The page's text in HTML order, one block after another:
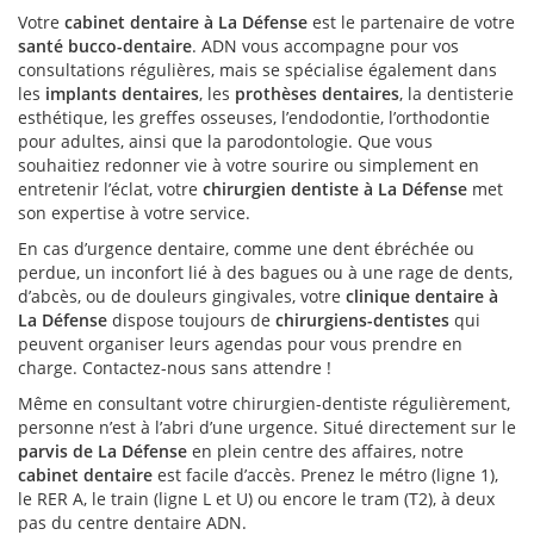
Votre cabinet dentaire à La Défense est le partenaire de votre
santé bucco-dentaire. ADN vous accompagne pour vos
consultations régulières, mais se spécialise également dans
les implants dentaires, les prothèses dentaires, la dentisterie
esthétique, les greffes osseuses, l’endodontie, l’orthodontie
pour adultes, ainsi que la parodontologie. Que vous
souhaitiez redonner vie à votre sourire ou simplement en
entretenir l’éclat, votre chirurgien dentiste à La Défense met
son expertise à votre service.
En cas d’urgence dentaire, comme une dent ébréchée ou
perdue, un inconfort lié à des bagues ou à une rage de dents,
d’abcès, ou de douleurs gingivales, votre clinique dentaire à
La Défense dispose toujours de chirurgiens-dentistes qui
peuvent organiser leurs agendas pour vous prendre en
charge. Contactez-nous sans attendre !
Même en consultant votre chirurgien-dentiste régulièrement,
personne n’est à l’abri d’une urgence. Situé directement sur le
parvis de La Défense en plein centre des affaires, notre
cabinet dentaire est facile d’accès. Prenez le métro (ligne 1),
le RER A, le train (ligne L et U) ou encore le tram (T2), à deux
pas du centre dentaire ADN.